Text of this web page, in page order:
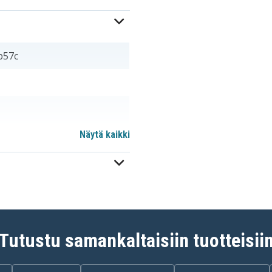
Näytä kaikki
samankaltaisiin